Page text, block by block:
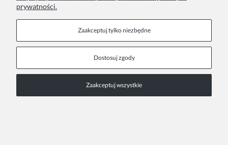
prywatności.
Zaakceptuj tylko niezbędne
Dostosuj zgody
Zaakceptuj wszystkie